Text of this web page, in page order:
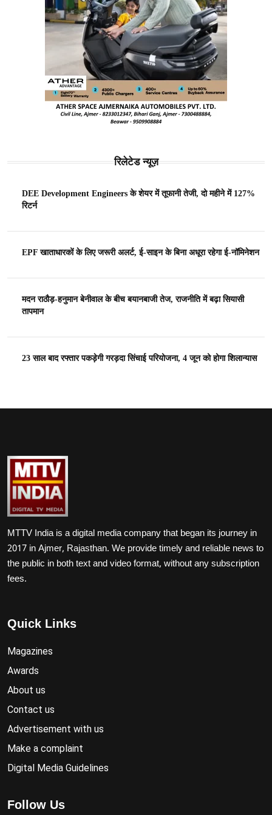
रिलेटेड न्यूज़
DEE Development Engineers के शेयर में तूफानी तेजी, दो महीने में 127%
रिटर्न
EPF खाताधारकों के लिए जरूरी अलर्ट, ई-साइन के बिना अधूरा रहेगा ई-नॉमिनेशन
मदन राठौड़-हनुमान बेनीवाल के बीच बयानबाजी तेज, राजनीति में बढ़ा सियासी
तापमान
23 साल बाद रफ्तार पकड़ेगी गरड़दा सिंचाई परियोजना, 4 जून को होगा शिलान्यास
MTTV India is a digital media company that began its journey in
2017 in Ajmer, Rajasthan. We provide timely and reliable news to
the public in both text and video format, without any subscription
fees.
Quick Links
Magazines
Awards
About us
Contact us
Advertisement with us
Make a complaint
Digital Media Guidelines
Follow Us